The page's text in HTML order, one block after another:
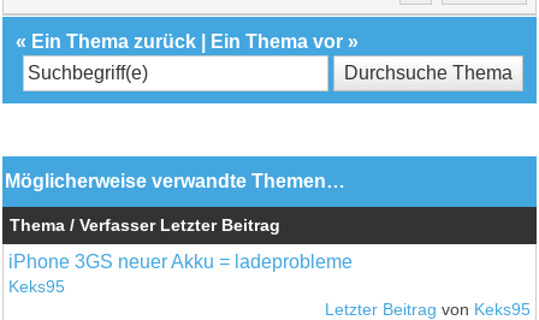
« Ein Thema zurück Ein Thema vor »
Möglicherweise verwandte Themen…
Thema / Verfasser Letzter Beitrag
iPhone 3GS neuer Akku = ladeprobleme
Keks95
Letzter Beitrag von Keks95